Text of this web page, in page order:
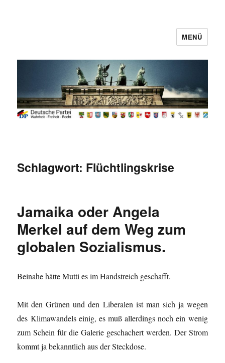
MENÜ
Schlagwort: Flüchtlingskrise
Jamaika oder Angela
Merkel auf dem Weg zum
globalen Sozialismus.
Beinahe hätte Mutti es im Handstreich geschafft.
Mit den Grünen und den Liberalen ist man sich ja wegen
des Klimawandels einig, es muß allerdings noch ein wenig
zum Schein für die Galerie geschachert werden. Der Strom
kommt ja bekanntlich aus der Steckdose.